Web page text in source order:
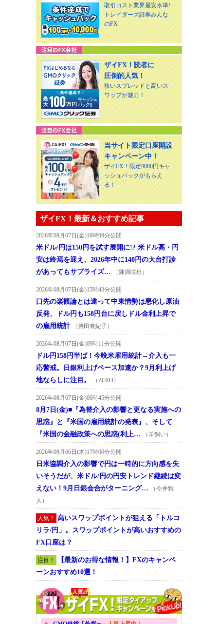
取引コスト業界最安水準!
トレイダーズ証券みんな
のFX
ザイFX！読者に
圧倒的人気！
狭いスプレッドと高いス
ワップが魅力！
当サイト限定口座開設
キャンペーン中！
ザイFX！限定4000円キャ
ッシュバックがもらえ
る！
ザイFX！最新＆おすすめ記事
2026年08月07日(金)18時09分公開
米ドル/円は150円を試す展開に!? 米ドル高・円
安は終焉を迎え、2026年中に140円の大台打診
があってもサプライズ…
（陳満咲杜）
2026年08月07日(金)15時43分公開
口先の楽観論とは違って中東情勢は悪化し原油
反発、ドル円も158円台に戻しドル金利上昇で
の雇用統計
（持田有紀子）
2026年08月07日(金)09時11分公開
ドル円158円半ば！今晩米雇用統計→介入も一
応警戒。日銀利上げペース加速か？9月利上げ
地ならしに注目。
（ZERO）
2026年08月07日(金)06時45分公開
8月7日(金)■『為替介入の影響と更なる実施への
思惑』と『米国の雇用統計の発表』、そして
『米国の金融政策への思惑(利上…
（羊飼い）
2026年08月06日(木)17時00分公開
日米協調介入の影響で円は一時的に方向感を失
いそうだが、米ドル/円の円安トレンド継続は変
えない！9月日銀会合がターニング…
（今井雅
人）
人気！
高いスワップポイントが狙える「トルコ
リラ/円」。スワップポイントが高いおすすめの
FX口座は？
注目！
【最新のお得な情報！】FXのキャンペ
ーンおすすめ10選！